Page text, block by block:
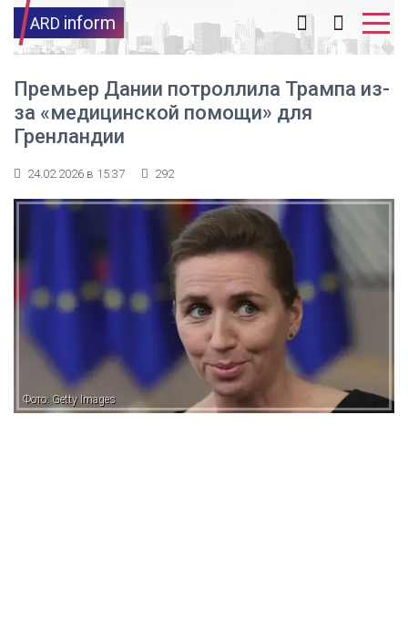
ARD inform
Премьер Дании потроллила Трампа из-
за «медицинской помощи» для
Гренландии
24.02.2026 в 15:37 292
Фото: Getty Images